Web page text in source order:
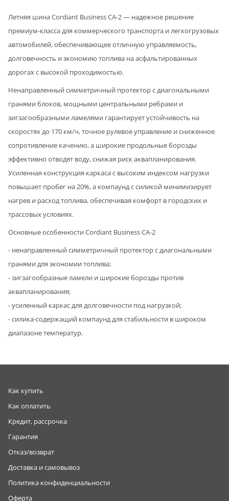
Летняя шина Cordiant Business CA-2 — надежное решение
премиум-класса для коммерческого транспорта и легкогрузовых
автомобилей, обеспечивающее отличную управляемость,
долговечность и экономию топлива на асфальтированных
дорогах с высокой проходимостью.
Ненаправленный симметричный протектор с диагональными
гранями блоков, мощными центральными ребрами и
зигзагообразными ламелями гарантирует устойчивость на
скоростях до 170 км/ч, точное рулевое управление и сниженное
сопротивление качению, а широкие продольные борозды
эффективно отводят воду, снижая риск аквапланирования.
Усиленная конструкция каркаса с высоким индексом нагрузки
повышает пробег на 20%, а компаунд с силикой минимизирует
нагрев и расход топлива, обеспечивая комфорт в городских и
трассовых условиях.
Основные особенности Cordiant Business CA-2
- ненаправленный симметричный протектор с диагональными
гранями для экономии топлива;
- зигзагообразные ламели и широкие борозды против
аквапланирования;
- усиленный каркас для долговечности под нагрузкой;
- силика-содержащий компаунд для стабильности в широком
диапазоне температур.
Как купить
Как оплатить
Кредит, рассрочка
Гарантия
Отказ/возврат
Доставка и самовывоз
Политика конфиденциальности
Оферта